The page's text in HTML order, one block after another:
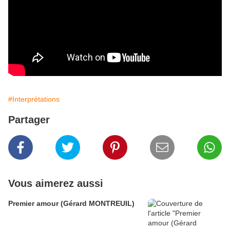
#Interprétations
Partager
Vous aimerez aussi
Premier amour (Gérard MONTREUIL)